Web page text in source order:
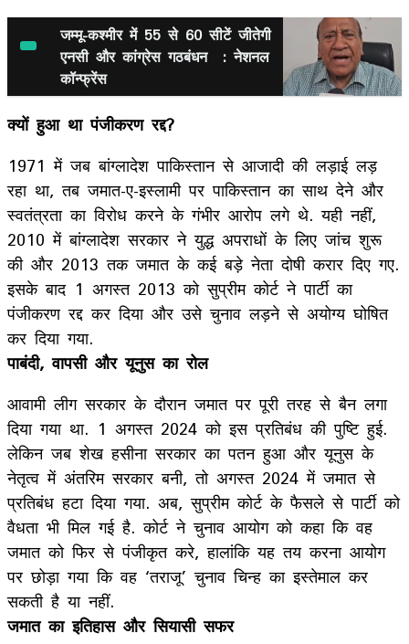
जम्मू-कश्मीर में 55 से 60 सीटें जीतेगी
एनसी और कांग्रेस गठबंधन : नेशनल
कॉन्फ्रेंस
क्यों हुआ था पंजीकरण रद्द?
1971 में जब बांग्लादेश पाकिस्तान से आजादी की लड़ाई लड़
रहा था, तब जमात-ए-इस्लामी पर पाकिस्तान का साथ देने और
स्वतंत्रता का विरोध करने के गंभीर आरोप लगे थे. यही नहीं,
2010 में बांग्लादेश सरकार ने युद्ध अपराधों के लिए जांच शुरू
की और 2013 तक जमात के कई बड़े नेता दोषी करार दिए गए.
इसके बाद 1 अगस्त 2013 को सुप्रीम कोर्ट ने पार्टी का
पंजीकरण रद्द कर दिया और उसे चुनाव लड़ने से अयोग्य घोषित
कर दिया गया.
पाबंदी, वापसी और यूनुस का रोल
आवामी लीग सरकार के दौरान जमात पर पूरी तरह से बैन लगा
दिया गया था. 1 अगस्त 2024 को इस प्रतिबंध की पुष्टि हुई.
लेकिन जब शेख हसीना सरकार का पतन हुआ और यूनुस के
नेतृत्व में अंतरिम सरकार बनी, तो अगस्त 2024 में जमात से
प्रतिबंध हटा दिया गया. अब, सुप्रीम कोर्ट के फैसले से पार्टी को
वैधता भी मिल गई है. कोर्ट ने चुनाव आयोग को कहा कि वह
जमात को फिर से पंजीकृत करे, हालांकि यह तय करना आयोग
पर छोड़ा गया कि वह ‘तराजू’ चुनाव चिन्ह का इस्तेमाल कर
सकती है या नहीं.
जमात का इतिहास और सियासी सफर